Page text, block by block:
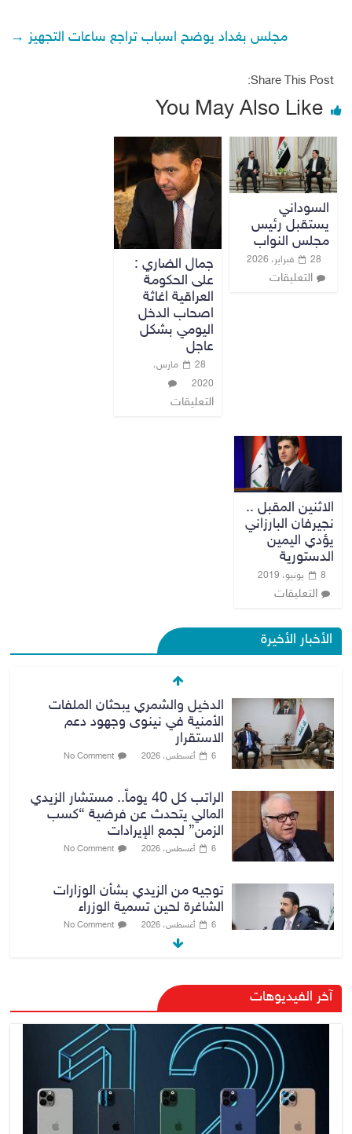
مجلس بغداد يوضح اسباب تراجع ساعات التجهيز →
Share This Post:
You May Also Like
السوداني
يستقبل رئيس
مجلس النواب
28 فبراير، 2026
التعليقات
جمال الضاري :
على الحكومة
العراقية اغاثة
اصحاب الدخل
اليومي بشكل
عاجل
28 مارس،
2020
التعليقات
الاثنين المقبل ..
نجيرفان البارزاني
يؤدي اليمين
الدستورية
8 يونيو، 2019
التعليقات
الأخبار الأخيرة
الدخيل والشمري يبحثان الملفات
الأمنية في نينوى وجهود دعم
الاستقرار
6 أغسطس، 2026 No Comment
الراتب كل 40 يوماً.. مستشار الزيدي
المالي يتحدث عن فرضية “كسب
الزمن” لجمع الإيرادات
6 أغسطس، 2026 No Comment
توجيه من الزيدي بشأن الوزارات
الشاغرة لحين تسمية الوزراء
6 أغسطس، 2026 No Comment
هيئة الإعلام والاتصالات تعتمد شركة
Apple منصة رقمية موثوقة لدعم
الاقتصاد الرقمي
6 أغسطس، 2026 No Comment
رئيس هيئة النزاهة: لا مظلة تحمي
الفاسدين والمال العام أمانة
No Comment
آخر الفيديوهات